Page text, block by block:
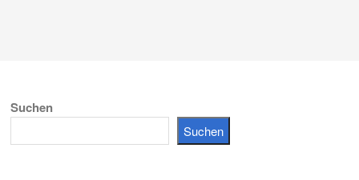
Suchen
Suchen